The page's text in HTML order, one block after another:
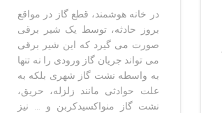
در خانه هوشمند، قطع گاز در مواقع
بروز حادثه، توسط یک شیر برقی
صورت می گیرد که این شیر برقی
می تواند جریان گاز ورودی را نه تنها
به واسطه نشت گاز شهری بلکه به
علت حوادثی مانند زلزله، حریق،
نشت گاز منواکسیدکربن و … نیز